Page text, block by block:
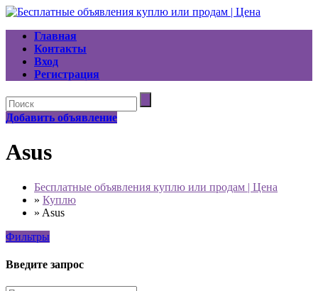
Главная
Контакты
Вход
Регистрация
Добавить объявление
Asus
Бесплатные объявления куплю или продам | Цена
» Куплю
» Asus
Фильтры
Введите запрос